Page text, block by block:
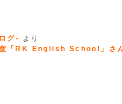
グ-
より
室「RK English School」